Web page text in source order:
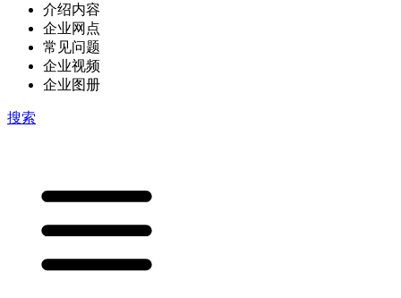
介绍内容
企业网点
常见问题
企业视频
企业图册
搜索